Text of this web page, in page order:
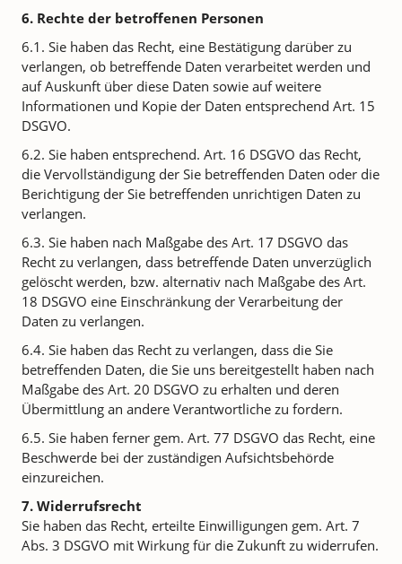
6. Rechte der betroffenen Personen
6.1. Sie haben das Recht, eine Bestätigung darüber zu
verlangen, ob betreffende Daten verarbeitet werden und
auf Auskunft über diese Daten sowie auf weitere
Informationen und Kopie der Daten entsprechend Art. 15
DSGVO.
6.2. Sie haben entsprechend. Art. 16 DSGVO das Recht,
die Vervollständigung der Sie betreffenden Daten oder die
Berichtigung der Sie betreffenden unrichtigen Daten zu
verlangen.
6.3. Sie haben nach Maßgabe des Art. 17 DSGVO das
Recht zu verlangen, dass betreffende Daten unverzüglich
gelöscht werden, bzw. alternativ nach Maßgabe des Art.
18 DSGVO eine Einschränkung der Verarbeitung der
Daten zu verlangen.
6.4. Sie haben das Recht zu verlangen, dass die Sie
betreffenden Daten, die Sie uns bereitgestellt haben nach
Maßgabe des Art. 20 DSGVO zu erhalten und deren
Übermittlung an andere Verantwortliche zu fordern.
6.5. Sie haben ferner gem. Art. 77 DSGVO das Recht, eine
Beschwerde bei der zuständigen Aufsichtsbehörde
einzureichen.
7. Widerrufsrecht
Sie haben das Recht, erteilte Einwilligungen gem. Art. 7
Abs. 3 DSGVO mit Wirkung für die Zukunft zu widerrufen.